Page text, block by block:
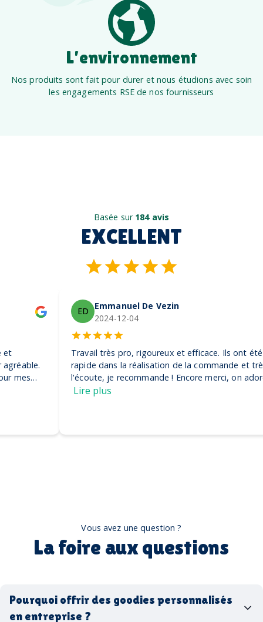
L’environnement
Nos produits sont fait pour durer et nous étudions avec soin
les engagements RSE de nos fournisseurs
Basée sur 184 avis
EXCELLENT
ED Emmanuel De Vezin
2024-12-04
Travail très pro, rigoureux et efficace. Ils ont été très
rapide dans la réalisation de la commande et très à
l'écoute, je recommande ! Encore merci, on adore nos
Vous avez une question ?
La foire aux questions
Pourquoi offrir des goodies personnalisés
en entreprise ?